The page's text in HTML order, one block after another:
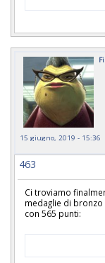
15 giugno, 2019 - 15:36
463
Ci troviamo
medaglie di
con 565 punti: